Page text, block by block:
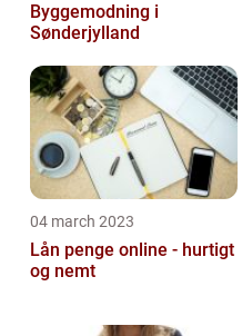
Byggemodning i
Sønderjylland
04 march 2023
Lån penge online - hurtigt
og nemt